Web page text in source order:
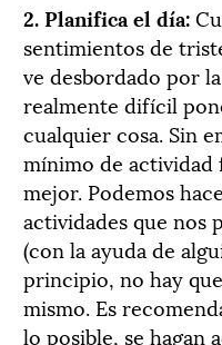
2. Planifica el día:
sentimientos de
ve desbordado por
realmente difícil
cualquier cosa. Sin
mínimo de actividad
mejor. Podemos
actividades que nos
(con la ayuda de
principio, no hay
mismo. Es
lo posible, se hagan